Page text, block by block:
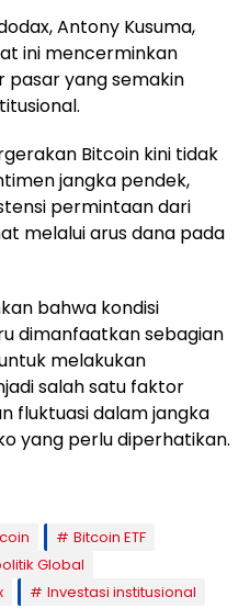
Antony Kusuma,
ini mencerminkan
yang semakin
Bitcoin kini tidak
jangka pendek,
permintaan dari
melalui arus dana pada
bahwa kondisi
dimanfaatkan sebagian
melakukan
salah satu faktor
fluktuasi dalam jangka
yang perlu diperhatikan.
Bitcoin ETF
Global
Investasi institusional